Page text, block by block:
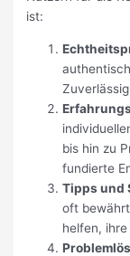
ist:
bis hin zu
fundierte
Tipps und
oft
helfen,